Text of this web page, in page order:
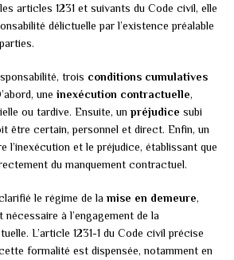
articles 1231 et suivants du Code civil, elle
délictuelle par l’existence préalable
trois conditions cumulatives
une inexécution contractuelle,
ou tardive. Ensuite, un préjudice subi
être certain, personnel et direct. Enfin, un
l’inexécution et le préjudice, établissant que
du manquement contractuel.
le régime de la mise en demeure,
nécessaire à l’engagement de la
L’article 1231-1 du Code civil précise
formalité est dispensée, notamment en